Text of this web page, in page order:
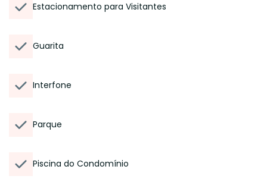
Estacionamento para Visitantes
Guarita
Interfone
Parque
Piscina do Condomínio